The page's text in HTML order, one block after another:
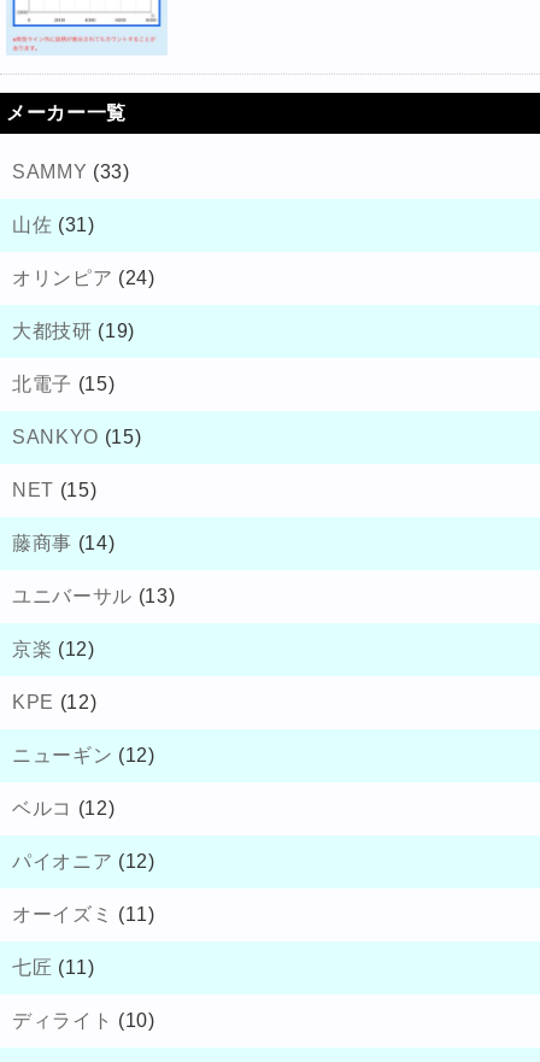
メーカー一覧
SAMMY (33)
山佐 (31)
オリンピア (24)
大都技研 (19)
北電子 (15)
SANKYO (15)
NET (15)
藤商事 (14)
ユニバーサル (13)
京楽 (12)
KPE (12)
ニューギン (12)
ベルコ (12)
パイオニア (12)
オーイズミ (11)
七匠 (11)
ディライト (10)